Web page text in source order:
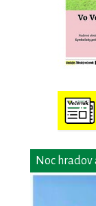
Noc hradov